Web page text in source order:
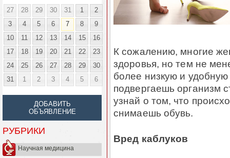
27
28 29 30 31 1
2
3
4 5 6 7 8
9
10
11 12 13 14 15
16
17
18 19 20 21 22
23
24
25 26 27 28 29
30
31
1 2 3 4 5 6
ДОБАВИТЬ
ОБЪЯВЛЕНИЕ
РУБРИКИ
Научная медицина
К сожалению, многие
здоровья, но тем не
более низкую и
подвергаешь организм
узнай о том, что
снимаешь обувь.
Вред каблуков